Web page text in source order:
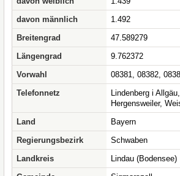
davon männlich
1.492
Breitengrad
47.589279
Längengrad
9.762372
Vorwahl
08381, 08382,
Telefonnetz
Lindenberg i
Hergensweiler,
Land
Bayern
Regierungsbezirk
Schwaben
Landkreis
Lindau (Bodensee)